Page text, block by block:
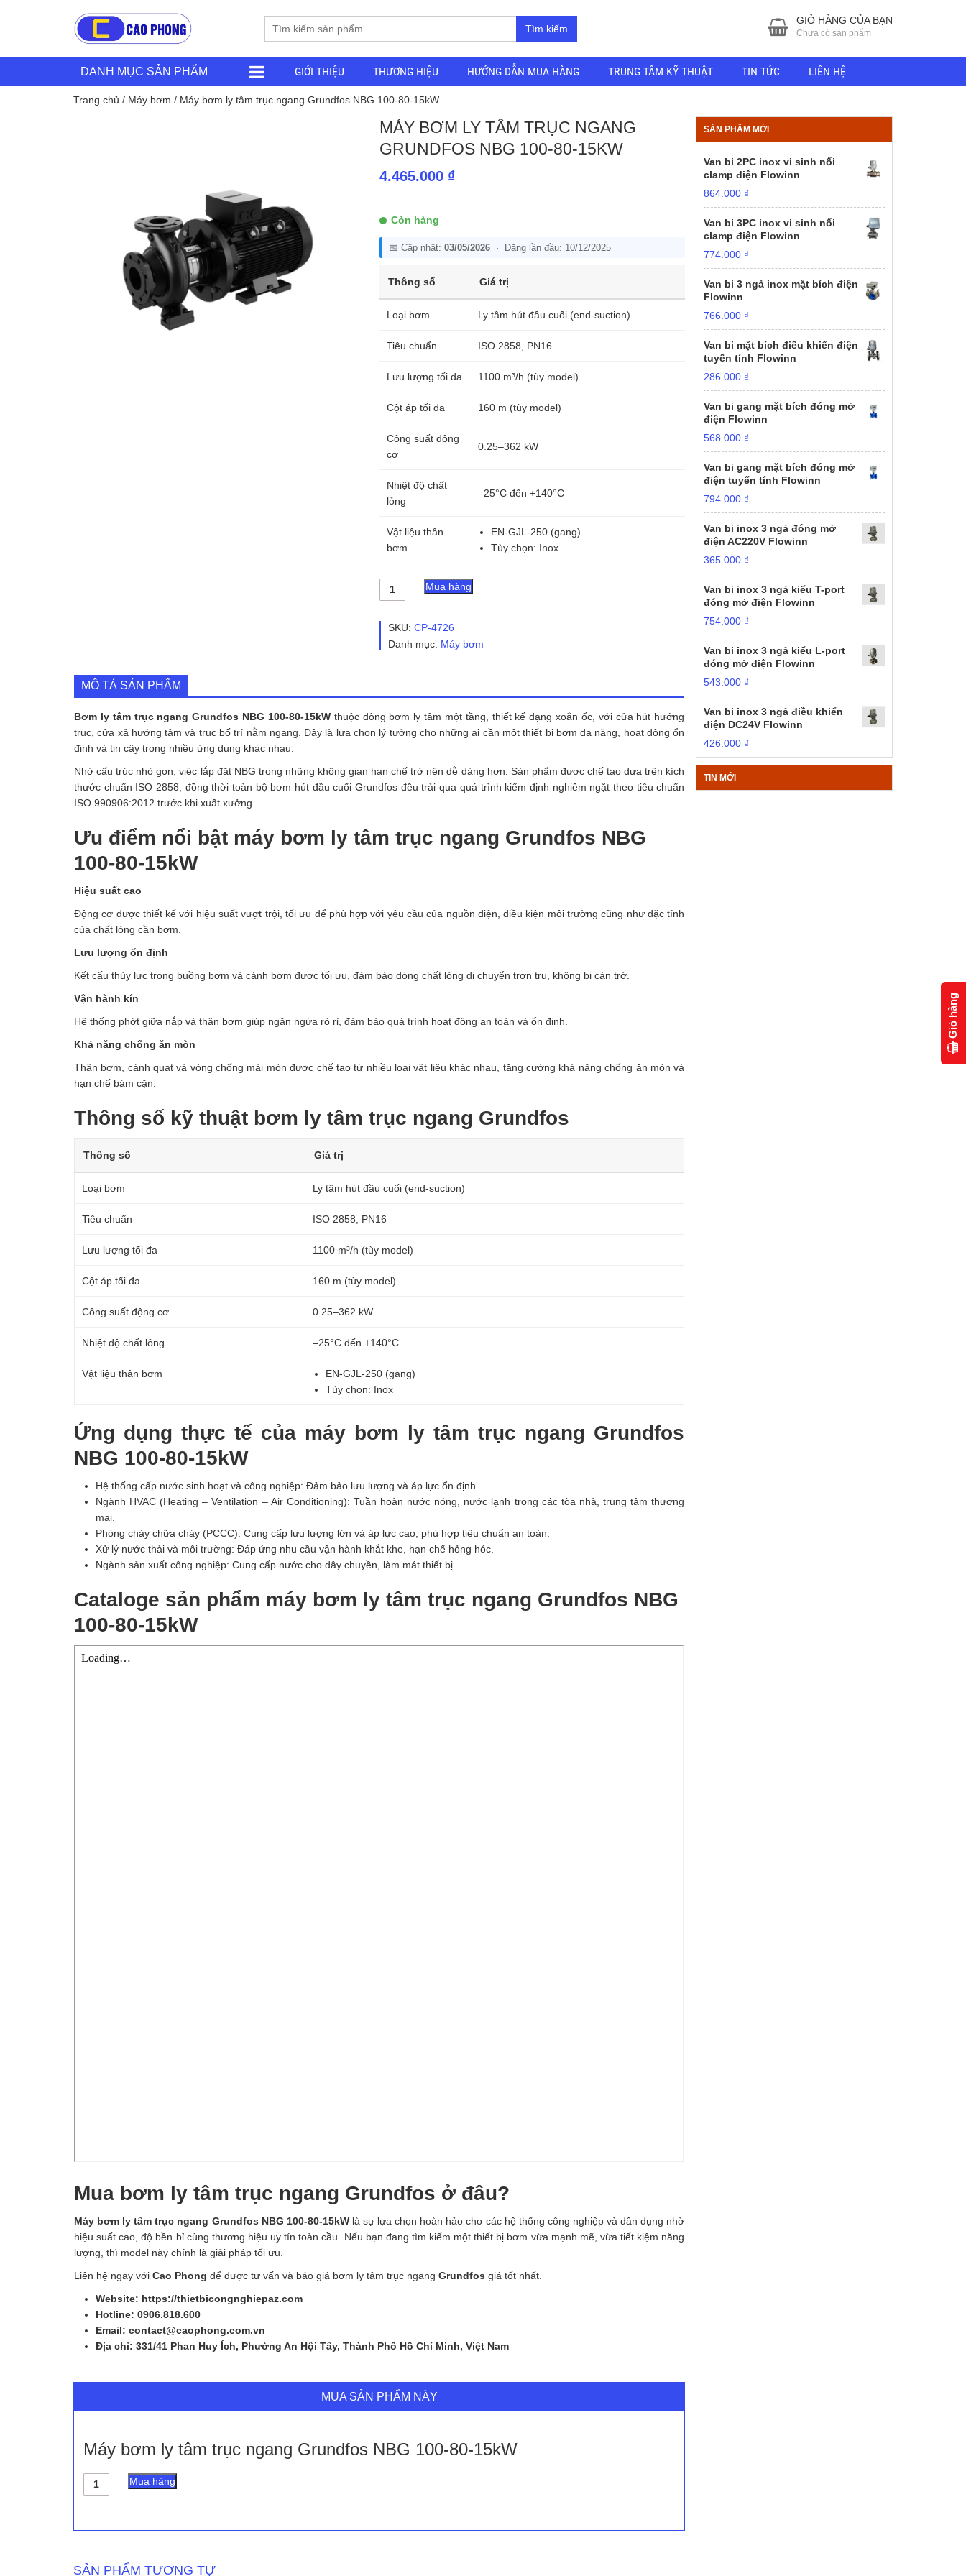
Tìm kiếm
GIỎ HÀNG CỦA BẠN
Chưa có sản phẩm
DANH MỤC SẢN PHẨM GIỚI THIỆU THƯƠNG HIỆU HƯỚNG DẪN MUA HÀNG TRUNG TÂM KỸ THUẬT TIN TỨC LIÊN HỆ
Trang chủ / Máy bơm / Máy bơm ly tâm trục ngang Grundfos NBG 100-80-15kW
MÁY BƠM LY TÂM TRỤC NGANG
GRUNDFOS NBG 100-80-15KW
4.465.000 ₫
Còn hàng
📅 Cập nhật: 03/05/2026· Đăng lần đầu: 10/12/2025
Thông số Giá trị
Loại bơm Ly tâm hút đầu cuối (end-suction)
Tiêu chuẩn ISO 2858, PN16
Lưu lượng tối đa 1100 m³/h (tùy model)
Cột áp tối đa 160 m (tùy model)
Công suất động
cơ
0.25–362 kW
Nhiệt độ chất
lỏng
–25°C đến +140°C
Vật liệu thân
bơm
EN-GJL-250 (gang)
Tùy chọn: Inox
Máy
tâm
ngang
80-
15kW
số
lượng
Mua hàng
SKU: CP-4726
Danh mục: Máy bơm
MÔ TẢ SẢN PHẨM
Bơm ly tâm trục ngang Grundfos NBG 100-80-15kWthuộc dòng bơm ly tâm một tầng, thiết kế dạng xoắn ốc, với cửa hút hướng
trục, cửa xả hướng tâm và trục bố trí nằm ngang. Đây là lựa chọn lý tưởng cho những ai cần một thiết bị bơm đa năng, hoạt động ổn
định và tin cậy trong nhiều ứng dụng khác nhau.
Nhờ cấu trúc nhỏ gọn, việc lắp đặt NBG trong những không gian hạn chế trở nên dễ dàng hơn. Sản phẩm được chế tạo dựa trên kích
thước chuẩn ISO 2858, đồng thời toàn bộ bơm hút đầu cuối Grundfos đều trải qua quá trình kiểm định nghiêm ngặt theo tiêu chuẩn
ISO 990906:2012 trước khi xuất xưởng.
Ưu điểm nổi bật máy bơm ly tâm trục ngang Grundfos NBG
100-80-15kW
Hiệu suất cao
Động cơ được thiết kế với hiệu suất vượt trội, tối ưu để phù hợp với yêu cầu của nguồn điện, điều kiện môi trường cũng như đặc tính
của chất lỏng cần bơm.
Lưu lượng ổn định
Kết cấu thủy lực trong buồng bơm và cánh bơm được tối ưu, đảm bảo dòng chất lỏng di chuyển trơn tru, không bị cản trở.
Vận hành kín
Hệ thống phớt giữa nắp và thân bơm giúp ngăn ngừa rò rỉ, đảm bảo quá trình hoạt động an toàn và ổn định.
Khả năng chống ăn mòn
Thân bơm, cánh quạt và vòng chống mài mòn được chế tạo từ nhiều loại vật liệu khác nhau, tăng cường khả năng chống ăn mòn và
hạn chế bám cặn.
Thông số kỹ thuật bơm ly tâm trục ngang Grundfos
Thông số Giá trị
Loại bơm Ly tâm hút đầu cuối (end-suction)
Tiêu chuẩn ISO 2858, PN16
Lưu lượng tối đa 1100 m³/h (tùy model)
Cột áp tối đa 160 m (tùy model)
Công suất động cơ 0.25–362 kW
Nhiệt độ chất lỏng –25°C đến +140°C
Vật liệu thân bơm
EN-GJL-250 (gang)
Tùy chọn: Inox
Ứng dụng thực tế của máy bơm ly tâm trục ngang Grundfos
NBG 100-80-15kW
Hệ thống cấp nước sinh hoạt và công nghiệp: Đảm bảo lưu lượng và áp lực ổn định.
Ngành HVAC (Heating – Ventilation – Air Conditioning): Tuần hoàn nước nóng, nước lạnh trong các tòa nhà, trung tâm thương
mại.
Phòng cháy chữa cháy (PCCC): Cung cấp lưu lượng lớn và áp lực cao, phù hợp tiêu chuẩn an toàn.
Xử lý nước thải và môi trường: Đáp ứng nhu cầu vận hành khắt khe, hạn chế hỏng hóc.
Ngành sản xuất công nghiệp: Cung cấp nước cho dây chuyền, làm mát thiết bị.
Cataloge sản phẩm máy bơm ly tâm trục ngang Grundfos NBG
100-80-15kW
Mua bơm ly tâm trục ngang Grundfos ở đâu?
Máy bơm ly tâm trục ngang Grundfos NBG 100-80-15kWlà sự lựa chọn hoàn hảo cho các hệ thống công nghiệp và dân dụng nhờ
hiệu suất cao, độ bền bỉ cùng thương hiệu uy tín toàn cầu. Nếu bạn đang tìm kiếm một thiết bị bơm vừa mạnh mẽ, vừa tiết kiệm năng
lượng, thì model này chính là giải pháp tối ưu.
Liên hệ ngay với Cao Phong để được tư vấn và báo giá bơm ly tâm trục ngang Grundfos giá tốt nhất.
Website: https://thietbicongnghiepaz.com
Hotline: 0906.818.600
Email: contact@caophong.com.vn
Địa chỉ: 331/41 Phan Huy Ích, Phường An Hội Tây, Thành Phố Hồ Chí Minh, Việt Nam
MUA SẢN PHẨM NÀY
Máy bơm ly tâm trục ngang Grundfos NBG 100-80-15kW
Máy
trục
NBG
Mua hàng
SẢN PHẨM TƯƠNG TỰ
SẢN PHẨM MỚI
Van bi 2PC inox vi sinh nối
clamp điện Flowinn
864.000 ₫
Van bi 3PC inox vi sinh nối
clamp điện Flowinn
774.000 ₫
Van bi 3 ngả inox mặt bích điện
Flowinn
766.000 ₫
Van bi mặt bích điều khiển điện
tuyến tính Flowinn
286.000 ₫
Van bi gang mặt bích đóng mở
điện Flowinn
568.000 ₫
Van bi gang mặt bích đóng mở
điện tuyến tính Flowinn
794.000 ₫
Van bi inox 3 ngả đóng mở
điện AC220V Flowinn
365.000 ₫
Van bi inox 3 ngả kiểu T-port
đóng mở điện Flowinn
754.000 ₫
Van bi inox 3 ngả kiểu L-port
đóng mở điện Flowinn
543.000 ₫
Van bi inox 3 ngả điều khiển
điện DC24V Flowinn
426.000 ₫
TIN MỚI
Giỏ hàng